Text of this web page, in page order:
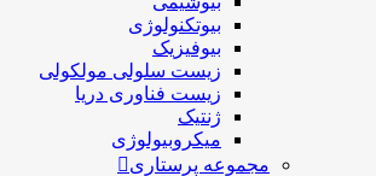
بیوتکنولوژی
بیوفیزیک
زیست سلولی مولکولی
زیست فناوری دریا
ژنتیک
میکروبیولوژی
مجموعه پرستاری